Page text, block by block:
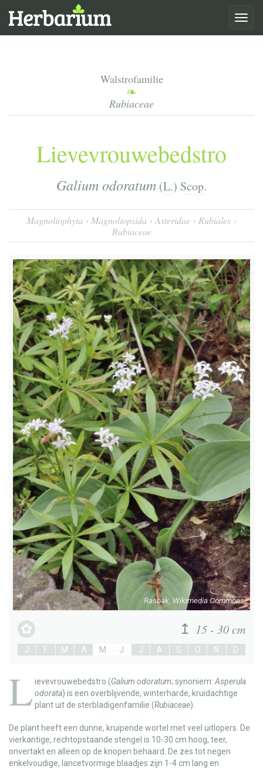
Toggle
Walstrofamilie
Rubiaceae
Lievevrouwebedstro
Galium odoratum (L.) Scop.
Magnoliophyta Magnoliopsida Asteridae
Rubiales
Rubiaceae
Rasbak, Wikimedia Commons
15 - 30 cm
J F M A M J J A S O N D
L ievevrouwebedstro (Galium odoratum; synoniem:Asperula
odorata) is een overblijvende, winterharde, kruidachtige
plant uit de sterbladigenfamilie (Rubiaceae).
De plant heeft een dunne, kruipende wortel met veel uitlopers. De
vierkantige, rechtopstaande stengel is 10-30 cm hoog, teer,
onvertakt en alleen op de knopen behaard. De zes tot negen
enkelvoudige, lancetvormige blaadjes zijn 1-4 cm lang en